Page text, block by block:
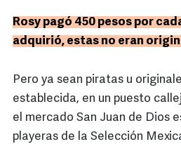
Rosy pagó 450 pesos por
adquirió, estas no eran
Pero ya sean piratas u
establecida, en un puesto
el mercado San Juan de Dios
playeras de la Selección